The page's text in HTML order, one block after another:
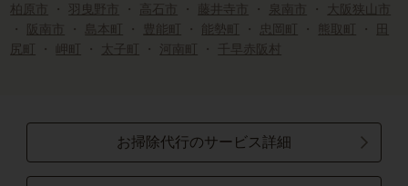
柏原市
・ 羽曳野市 ・ 高石市 ・ 藤井寺市 ・ 泉南市 ・
大阪狭山市
・
阪南市 ・ 島本町 ・ 豊能町 ・ 能勢町 ・ 忠岡町 ・ 熊取町 ・
田
尻町
・ 岬町 ・ 太子町 ・ 河南町 ・ 千早赤阪村
お掃除代行のサービス詳細